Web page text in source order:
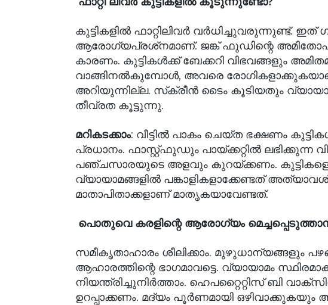
കുട്ടികളിൽ ഫാറ്റിലിവർ വർധിച്ചുവരുന്നുണ്ട്.
ആരോഗ്യപ്രശ്‌നമാണ്. ജങ്ക് ഫുഡിന്റെ
കാരണം. കുട്ടികൾക്ക് ബേക്കറി വിഭവങ്ങളും
വാങ്ങിനൽകുമ്പോൾ, അവരെ
അറിയുന്നില്ല. സ്‌ക്രീൻ ടൈം കൂടിയതും
തീവ്രത കൂട്ടുന്നു.
മറികടക്കാം: വീട്ടിൽ പാകം ചെയ്ത ഭക്ഷണം
പ്രധാനം. ഫാസ്റ്റ്ഫുഡും പായ്ക്കറ്റിൽ ലഭിക്കുന്ന
പഞ്ചസാരയുടെ അളവും കുറയ്ക്കണം. കുട്ടികളെ
വ്യായാമങ്ങളിൽ പങ്കാളികളാക്കേണ്ടത്
മാതാപിതാക്കളാണ് മാതൃകയാവേണ്ടത്.
പൊതുവെ കരളിന്റെ ആരോഗ്യം
സമീകൃതാഹാരം ശീലിക്കാം. മുഴുധാന്യങ്ങളും
ആഹാരത്തിന്റെ ഭാഗമാവട്ടെ. വ്യായാമം
നിയന്ത്രിച്ചുനിർത്താം. ഹെപറ്റൈറ്റിസ് ബി
ഉറപ്പാക്കണം. മദ്യം പൂർണമായി